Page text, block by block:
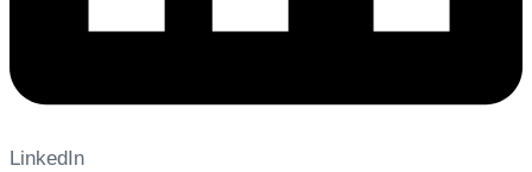
LinkedIn